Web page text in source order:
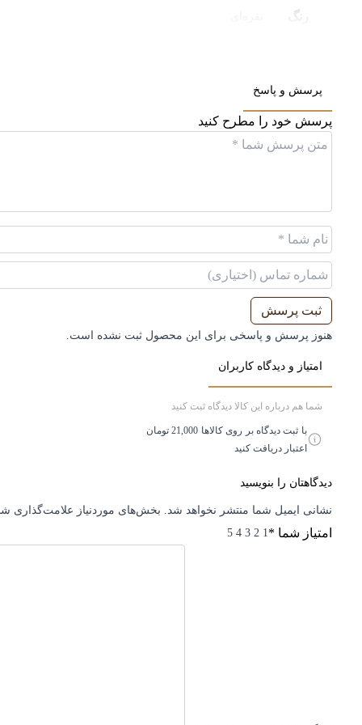
رنگ
پرسش و پاسخ
پرسش خود را مطرح کنید
ثبت پرسش
هنوز پرسش و پاسخی برای این محصول ثبت نشده است.
امتیاز و دیدگاه کاربران
شما هم درباره این کالا دیدگاه ثبت کنید
با ثبت دیدگاه بر روی کالاها 21,000 تومان
اعتبار دریافت کنید
دیدگاهتان را بنویسید
نشانی ایمیل شما منتشر نخواهد شد. بخش‌های موردنیاز علامت‌گذاری
امتیاز شما *
1
2
3
4
5